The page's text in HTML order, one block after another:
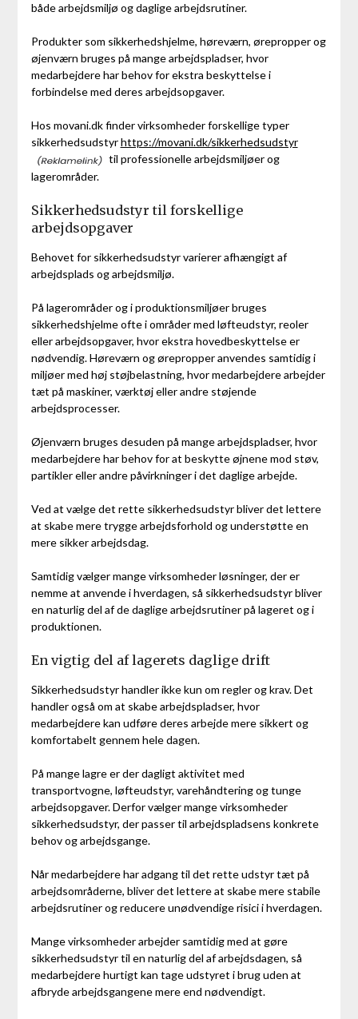
både arbejdsmiljø og daglige arbejdsrutiner.
Produkter som sikkerhedshjelme, høreværn, ørepropper og
øjenværn bruges på mange arbejdspladser, hvor
medarbejdere har behov for ekstra beskyttelse i
forbindelse med deres arbejdsopgaver.
Hos movani.dk finder virksomheder forskellige typer
sikkerhedsudstyrhttps://movani.dk/sikkerhedsudstyr
til professionelle arbejdsmiljøer og
lagerområder.
Sikkerhedsudstyr til forskellige
arbejdsopgaver
Behovet for sikkerhedsudstyr varierer afhængigt af
arbejdsplads og arbejdsmiljø.
På lagerområder og i produktionsmiljøer bruges
sikkerhedshjelme ofte i områder med løfteudstyr, reoler
eller arbejdsopgaver, hvor ekstra hovedbeskyttelse er
nødvendig. Høreværn og ørepropper anvendes samtidig i
miljøer med høj støjbelastning, hvor medarbejdere arbejder
tæt på maskiner, værktøj eller andre støjende
arbejdsprocesser.
Øjenværn bruges desuden på mange arbejdspladser, hvor
medarbejdere har behov for at beskytte øjnene mod støv,
partikler eller andre påvirkninger i det daglige arbejde.
Ved at vælge det rette sikkerhedsudstyr bliver det lettere
at skabe mere trygge arbejdsforhold og understøtte en
mere sikker arbejdsdag.
Samtidig vælger mange virksomheder løsninger, der er
nemme at anvende i hverdagen, så sikkerhedsudstyr bliver
en naturlig del af de daglige arbejdsrutiner på lageret og i
produktionen.
En vigtig del af lagerets daglige drift
Sikkerhedsudstyr handler ikke kun om regler og krav. Det
handler også om at skabe arbejdspladser, hvor
medarbejdere kan udføre deres arbejde mere sikkert og
komfortabelt gennem hele dagen.
På mange lagre er der dagligt aktivitet med
transportvogne, løfteudstyr, varehåndtering og tunge
arbejdsopgaver. Derfor vælger mange virksomheder
sikkerhedsudstyr, der passer til arbejdspladsens konkrete
behov og arbejdsgange.
Når medarbejdere har adgang til det rette udstyr tæt på
arbejdsområderne, bliver det lettere at skabe mere stabile
arbejdsrutiner og reducere unødvendige risici i hverdagen.
Mange virksomheder arbejder samtidig med at gøre
sikkerhedsudstyr til en naturlig del af arbejdsdagen, så
medarbejdere hurtigt kan tage udstyret i brug uden at
afbryde arbejdsgangene mere end nødvendigt.